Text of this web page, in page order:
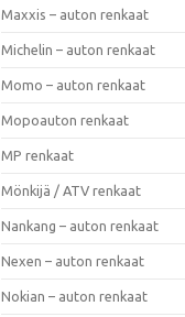
Maxxis – auton renkaat
Michelin – auton renkaat
Momo – auton renkaat
Mopoauton renkaat
MP renkaat
Mönkijä / ATV renkaat
Nankang – auton renkaat
Nexen – auton renkaat
Nokian – auton renkaat